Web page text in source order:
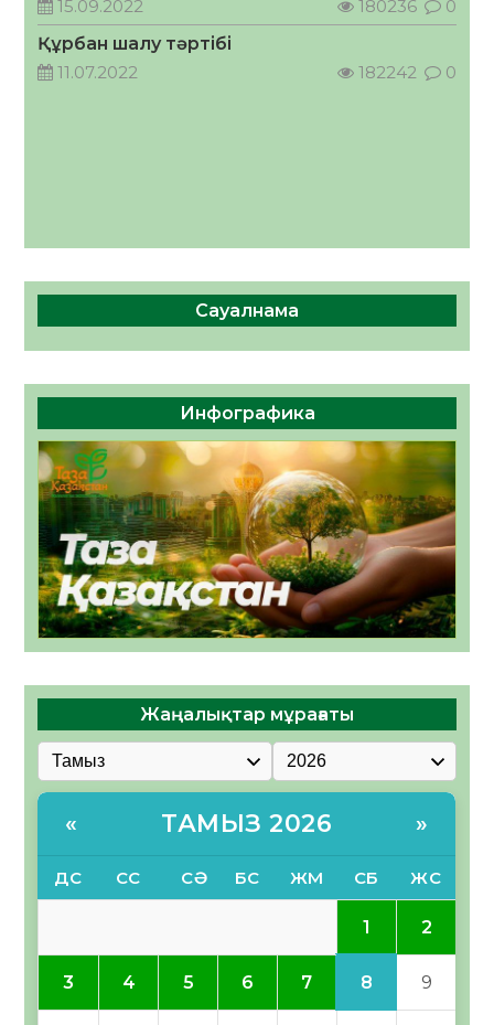
05.08.2026
44 0
15.09.2022
180236
0
Құрбан шалу тәртібі
11.07.2022
182242 0
Сауалнама
Инфографика
Жаңалықтар мұрағаты
« ТАМЫЗ 2026 »
ДС СС СӘ БС ЖМ СБ ЖС
1 2
3 4 5 6 7 8 9